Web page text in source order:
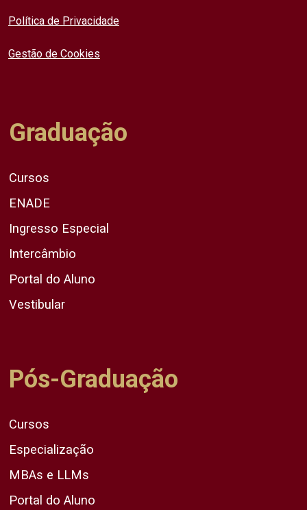
Política de Privacidade
Gestão de Cookies
Graduação
Cursos
ENADE
Ingresso Especial
Intercâmbio
Portal do Aluno
Vestibular
Pós-Graduação
Cursos
Especialização
MBAs e LLMs
Portal do Aluno